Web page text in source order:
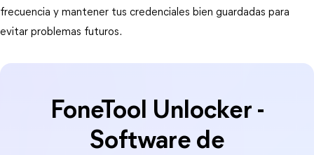
frecuencia y mantener tus credenciales bien guardadas para
evitar problemas futuros.
FoneTool Unlocker -
Software de